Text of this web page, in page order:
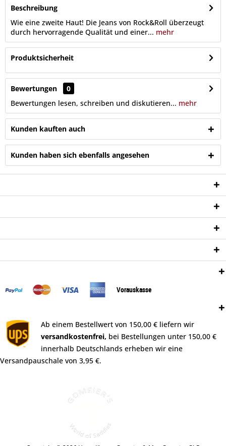
Beschreibung
Wie eine zweite Haut! Die Jeans von Rock&Roll überzeugt
durch hervorragende Qualität und einer... mehr
Produktsicherheit
Bewertungen
0
Bewertungen lesen, schreiben und diskutieren... mehr
Kunden kauften auch
Kunden haben sich ebenfalls angesehen
Vorauskasse
Ab einem Bestellwert von 150,00 € liefern wir
versandkostenfrei, bei Bestellungen unter 150,00 €
innerhalb Deutschlands erheben wir eine
Versandpauschale von 3,95 €.